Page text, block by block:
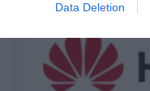
Data Deletion